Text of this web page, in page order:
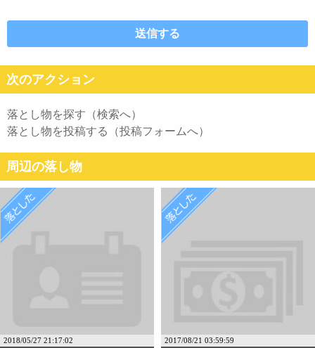
次のアクション
落とし物を探す（検索へ）
落とし物を投稿する（投稿フォームへ）
周辺の落し物
2018/05/27 21:17:02 2017/08/21 03:59:59